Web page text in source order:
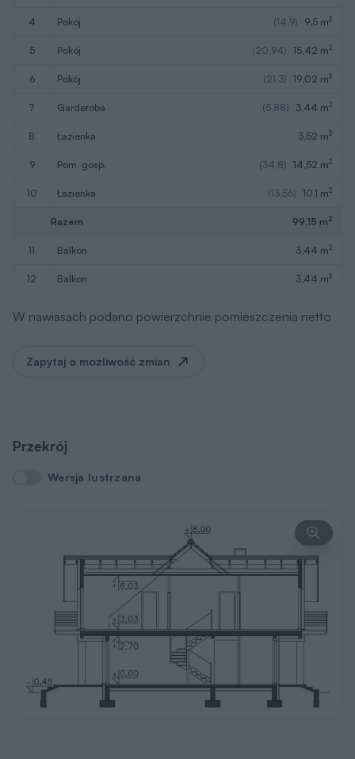
4 pokój (14,9) 9,5 m2
5 pokój (20,94) 15,42 m2
6 pokój (21,3) 19,02 m2
7 garderoba (5,88) 3,44 m2
8 łazienka 3,52 m2
9 pom. gosp. (34,8) 14,52 m2
10 łazienka (13,56) 10,1 m2
Razem 99,15 m2
11 balkon 3,44 m2
12 balkon 3,44 m2
W nawiasach podano powierzchnie pomieszczenia netto
Zapytaj o możliwość zmian
Przekrój
Wersja lustrzana
Wersja lustrzana